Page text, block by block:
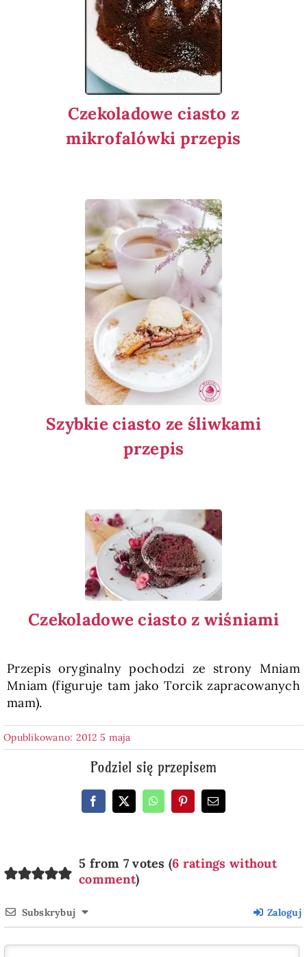
Czekoladowe ciasto z
mikrofalówki przepis
Szybkie ciasto ze śliwkami
przepis
Czekoladowe ciasto z wiśniami
Przepis oryginalny pochodzi ze strony Mniam
Mniam (figuruje tam jako Torcik zapracowanych
mam).
Opublikowano: 2012 5 maja
Podziel się przepisem
5 from 7 votes (6 ratings without
comment)
Subskrybuj Zaloguj